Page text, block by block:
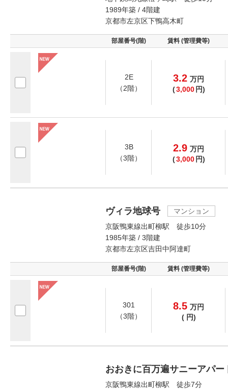
1989年築 / 4階建
京都市左京区下鴨高木町
部屋番号(階) 賃料 (管理費等)
2E
（2階）
3.2 万円
(3,000 円)
3B
（3階）
2.9 万円
(3,000 円)
ヴィラ地球号
マンション
京阪鴨東線出町柳駅 徒歩10分
1985年築 / 3階建
京都市左京区吉田中阿達町
部屋番号(階) 賃料 (管理費等)
301
（3階）
8.5 万円
( 円)
おおきに百万遍サニーアパー
京阪鴨東線出町柳駅 徒歩7分